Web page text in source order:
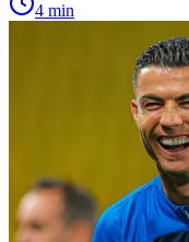
4 min